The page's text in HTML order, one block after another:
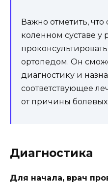
Важно отметить,
коленном суставе
ортопедом. Он
диагностику и
соответствующее
от причины
Диагностика
Для начала, врач